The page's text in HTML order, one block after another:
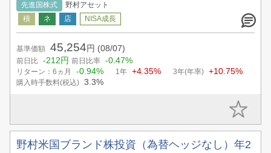
先進国株式 野村アセット
基準価額 45,254 円 (08/07)
前日比 -212円 前日比率 -0.47%
リターン：6ヵ月 -0.94% 1年 +4.35% 3年(年率) +10.75%
購入時手数料(税込) 3.3%
野村米国ブランド株投資（為替ヘッジなし）年2